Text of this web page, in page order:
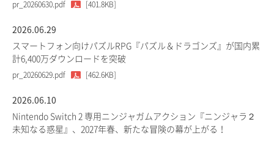
pr_20260630.pdf [401.8KB]
2026.06.29
スマートフォン向けパズルRPG『パズル＆ドラゴンズ』が国内累
計6,400万ダウンロードを突破
pr_20260629.pdf [462.6KB]
2026.06.10
Nintendo Switch 2 専用ニンジャガムアクション『ニンジャラ２
未知なる惑星』、2027年春、新たな冒険の幕が上がる！